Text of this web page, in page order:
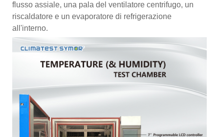
flusso assiale, una pala del ventilatore centrifugo, un
riscaldatore e un evaporatore di refrigerazione
all'interno.